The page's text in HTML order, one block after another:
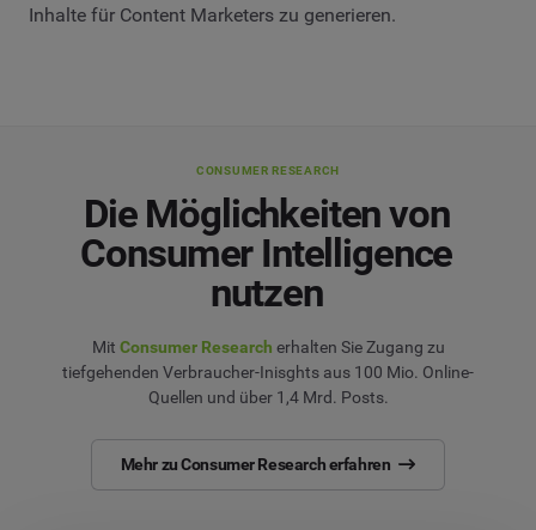
Inhalte für Content Marketers zu generieren.
CONSUMER RESEARCH
Die Möglichkeiten von
Consumer Intelligence
nutzen
Mit Consumer Research erhalten Sie Zugang zu
tiefgehenden Verbraucher-Inisghts aus 100 Mio. Online-
Quellen und über 1,4 Mrd. Posts.
Mehr zu Consumer Research erfahren